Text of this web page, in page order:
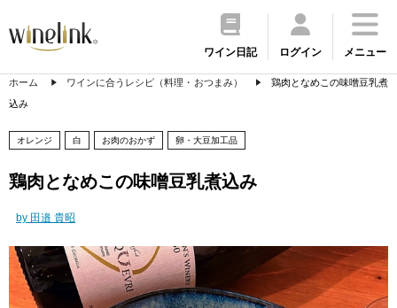
ワイン日記 ログイン メニュー
ホーム ワインに合うレシピ（料理・おつまみ）
鶏肉となめこの味噌豆乳煮
込み
オレンジ 白 お肉のおかず 卵・大豆加工品
鶏肉となめこの味噌豆乳煮込み
by 田邉 貴昭